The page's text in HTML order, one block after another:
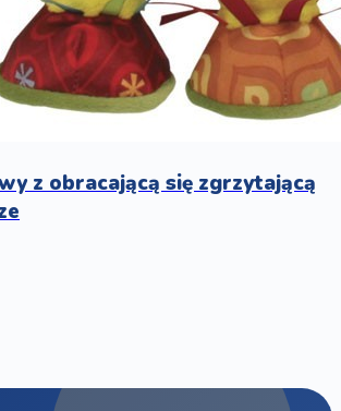
z obracającą się zgrzytającą